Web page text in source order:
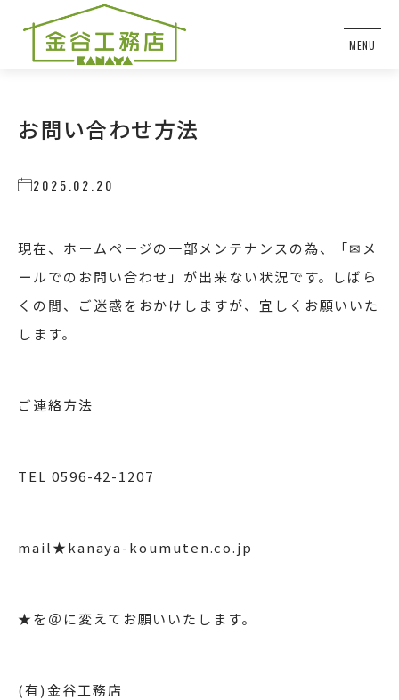
お問い合わせ方法
2025.02.20
現在、ホームページの一部メンテナンスの為、「✉メ
ールでのお問い合わせ」が出来ない状況です。しばら
くの間、ご迷惑をおかけしますが、宜しくお願いいた
します。
ご連絡方法
TEL 0596-42-1207
mail★kanaya-koumuten.co.jp
★を＠に変えてお願いいたします。
(有)金谷工務店